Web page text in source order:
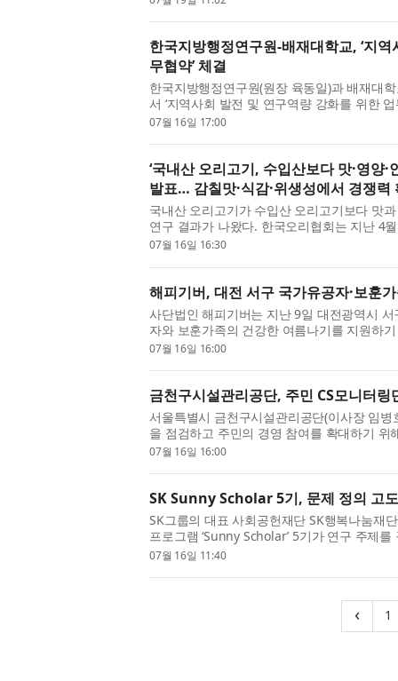
한국지방행정연구원-배재대학교, ‘지
무협약’ 체결
한국지방행정연구원(원장 육동일)과 배재대
서 ‘지역사회 발전 및 연구역량 강화를 위한
발전전략 모색’ 세미나를 개최했다. 이번 업
07월 16일 17:00
‘국내산 오리고기, 수입산보다 맛·영양
발표… 감칠맛·식감·위생성에서 경쟁력
국내산 오리고기가 수입산 오리고기보다 맛
연구 결과가 나왔다. 한국오리협회는 지난 4
해 추진 중인 ‘국내산·수입산 오리고기 이화
07월 16일 16:30
해피기버, 대전 서구 국가유공자·보훈
사단법인 해피기버는 지난 9일 대전광역시
자와 보훈가족의 건강한 여름나기를 지원하
다고 밝혔다. 이번 전달식은 다가오는 여름
07월 16일 16:00
금천구시설관리공단, 주민 CS모니터링
서울특별시 금천구시설관리공단(이사장 임
을 점검하고 주민의 경영 참여를 확대하기 위
난 7일 개최했다고 밝혔다. 주민 CS모니터링
07월 16일 16:00
SK Sunny Scholar 5기, 문제 정의 고
SK그룹의 대표 사회공헌재단 SK행복나눔재
프로그램 ‘Sunny Scholar’ 5기가 연구 주제
화했으며, 오는 8월 20일 열리는 ‘Sunny
07월 16일 11:40
‹ 1